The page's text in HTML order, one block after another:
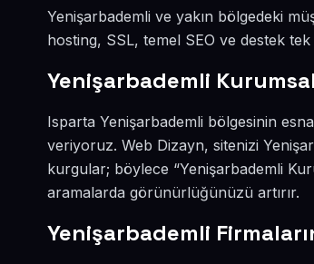
Yenişarbademli ve yakın bölgedeki
hosting, SSL, temel SEO ve destek tek
Yenişarbademli
Isparta Yenişarbademli bölgesinin
veriyoruz. Web Dizayn, sitenizi
kurgular; böylece “Yenişarbademli
aramalarda görünürlüğünüzü artırır.
Yenişarbademli